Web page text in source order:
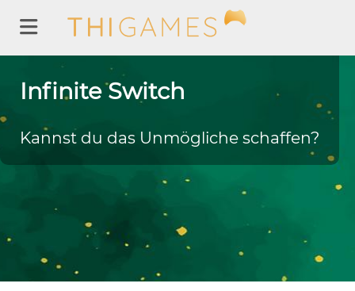
Infinite Switch
Kannst du das Unmögliche schaffen?